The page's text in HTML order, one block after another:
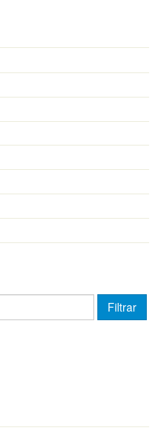
Filtrar